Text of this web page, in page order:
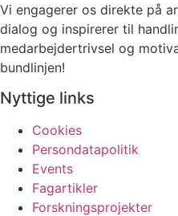
Vi engagerer os direkte på
dialog og inspirerer til
medarbejdertrivsel og
bundlinjen!
Nyttige links
Cookies
Persondatapolitik
Events
Fagartikler
Forskningsprojekter